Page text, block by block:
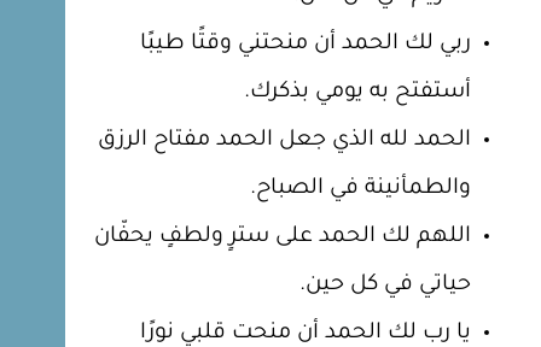
ربي لك الحمد أن منحتني وقتًا طيبًا
أستفتح به يومي بذكرك.
الحمد لله الذي جعل الحمد مفتاح الرزق
والطمأنينة في الصباح.
اللهم لك الحمد على سترٍ ولطفٍ يحفّان
حياتي في كل حين.
يا رب لك الحمد أن منحت قلبي نورًا